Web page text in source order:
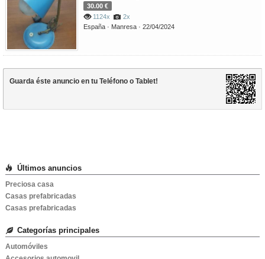
30.00 €
1124x
2x
España · Manresa · 22/04/2024
Guarda éste anuncio en tu Teléfono o Tablet!
Últimos anuncios
Preciosa casa
Casas prefabricadas
Casas prefabricadas
Categorías principales
Automóviles